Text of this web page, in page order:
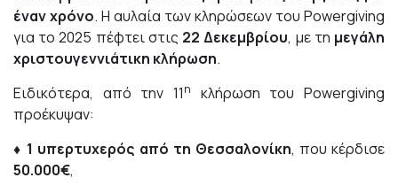
έναν χρόνο. Η αυλαία των κληρώσεων του Powergiving
για το 2025 πέφτει στις 22 Δεκεμβρίου, με τη μεγάλη
χριστουγεννιάτικη κλήρωση.
Ειδικότερα, από την 11η
κλήρωση του Powergiving
προέκυψαν:
♦ 1 υπερτυχερός από τη Θεσσαλονίκη, που κέρδισε
50.000€,